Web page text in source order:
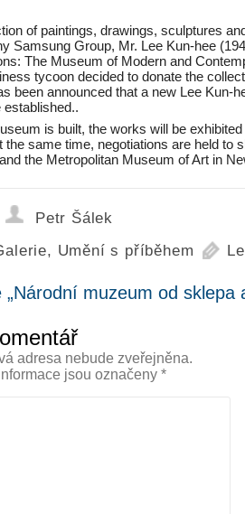
of paintings, drawings, sculptures
Samsung Group, Mr. Lee Kun-hee
The Museum of Modern and
tycoon decided to donate the
been announced that a new Lee Kun-
established..
is built, the works will be
the same time, negotiations are held to
the Metropolitan Museum of Art in
Petr Šálek
, Umění s příběhem
„Národní muzeum od sklepa
adresa nebude zveřejněna.
jsou označeny*